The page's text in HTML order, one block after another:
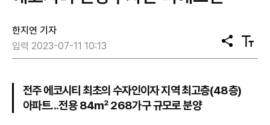
한지연 기자
입력 2023-07-11 10:13
공
유
텍
스
전주 에코시티 최초의 수자인이자 지역 최고층(48층)
아파트...전용 84㎡ 268가구 규모로 분양